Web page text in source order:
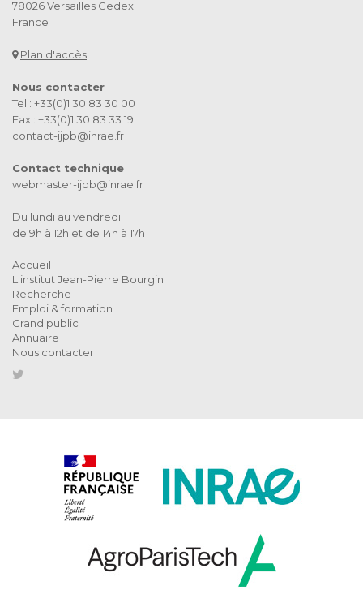
78026 Versailles Cedex
France
Plan d'accès
Nous contacter
Tel : +33(0)1 30 83 30 00
Fax : +33(0)1 30 83 33 19
contact-ijpb@inrae.fr
Contact technique
webmaster-ijpb@inrae.fr
Du lundi au vendredi
de 9h à 12h et de 14h à 17h
Accueil
L'institut Jean-Pierre Bourgin
Recherche
Emploi & formation
Grand public
Annuaire
Nous contacter